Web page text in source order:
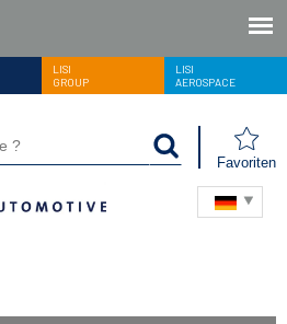
LISI
GROUP
LISI
AEROSPACE
Favoriten